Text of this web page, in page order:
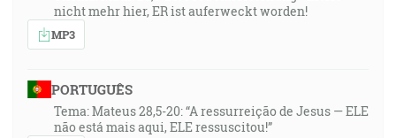
nicht mehr hier, ER ist auferweckt worden!
MP3
PORTUGUÊS
Tema: Mateus 28,5-20: “A ressurreição de Jesus — ELE
não está mais aqui, ELE ressuscitou!”